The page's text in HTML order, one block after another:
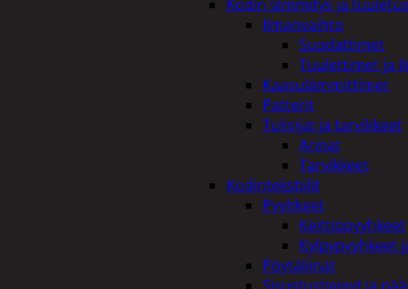
Kodin lämmitys ja tuuletus
Ilmanvaihto
Suodattimet
Tuulettimet ja
Kaasulämmittimet
Patterit
Tulisijat ja tarvikkeet
Arinat
Tarvikkeet
Kodintekstiilit
Pyyhkeet
Keittiöpyyhkeet
Kylpypyyhkeet
Pöytäliinat